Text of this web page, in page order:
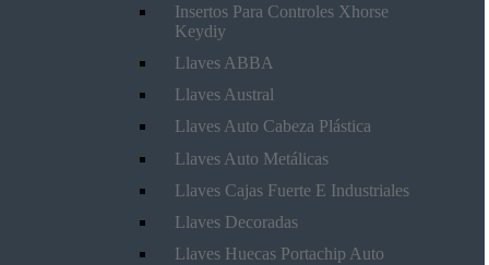
Insertos Para Controles Xhorse
Keydiy
Llaves ABBA
Llaves Austral
Llaves Auto Cabeza Plástica
Llaves Auto Metálicas
Llaves Cajas Fuerte E Industriales
Llaves Decoradas
Llaves Huecas Portachip Auto